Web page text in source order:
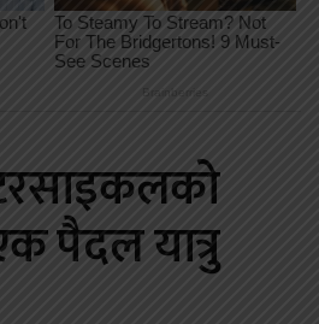
पैदल यात्रु